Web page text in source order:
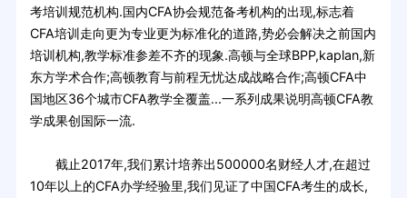
考培训规范机构.国内CFA协会规范备考机构的出现,标志着
CFA培训走向更为专业更为标准化的道路,势必会解决之前国内
培训机构,教学标准参差不齐的现象.高顿与全球BPP,kaplan,新
东方学术合作;高顿教育与前程无忧达成战略合作;高顿CFA中
国地区36个城市CFA教学全覆盖...一系列成果说明高顿CFA教
学成果创国际一流.
截止2017年,我们累计培养出500000名财经人才,在超过
10年以上的CFA办学经验里,我们见证了中国CFA考生的成长,